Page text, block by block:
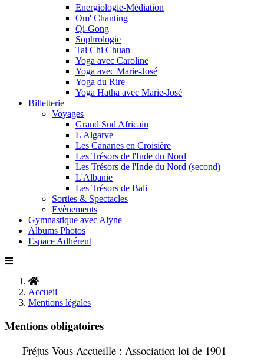
Energiologie-Médiation
Om' Chanting
Qi-Gong
Sophrologie
Tai Chi Chuan
Yoga avec Caroline
Yoga avec Marie-José
Yoga du Rire
Yoga Hatha avec Marie-José
Billetterie
Voyages
Grand Sud Africain
L'Algarve
Les Canaries en Croisière
Les Trésors de l'Inde du Nord
Les Trésors de l'Inde du Nord (second)
L'Albanie
Les Trésors de Bali
Sorties & Spectacles
Evènements
Gymnastique avec Alyne
Albums Photos
Espace Adhérent
Accueil
Mentions légales
Mentions obligatoires
Fréjus Vous Accueille : Association loi de 1901